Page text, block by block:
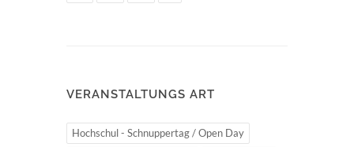
VERANSTALTUNGS ART
Hochschul - Schnuppertag / Open Day